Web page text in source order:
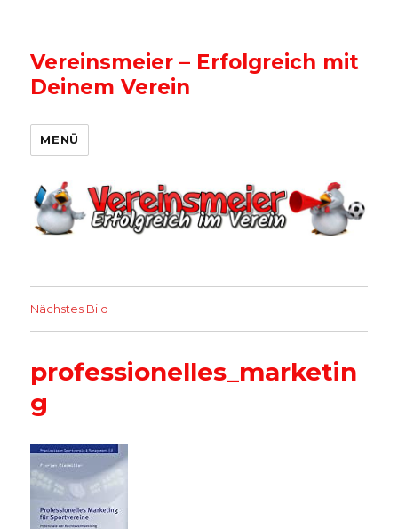
Vereinsmeier – Erfolgreich mit
Deinem Verein
MENÜ
Nächstes Bild
professionelles_marketin
g